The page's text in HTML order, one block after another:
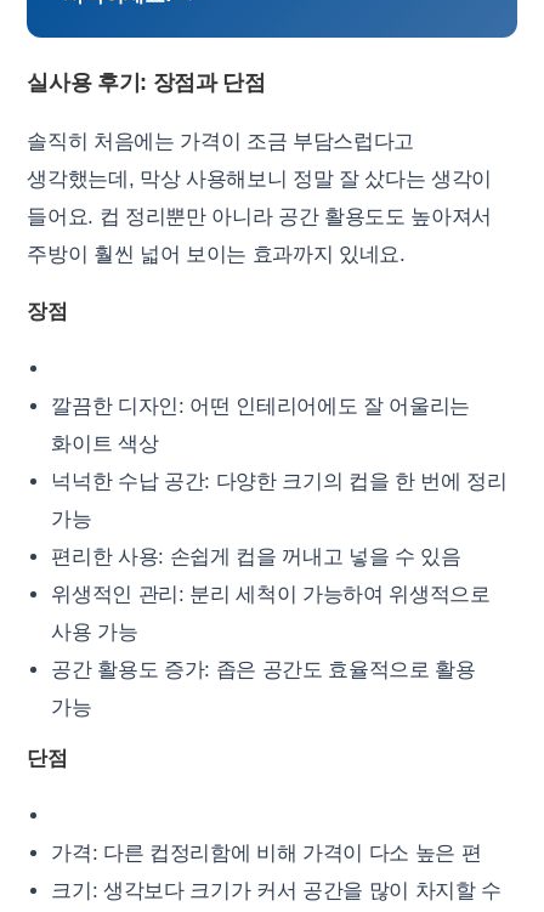
실사용 후기: 장점과 단점
솔직히 처음에는 가격이 조금 부담스럽다고
생각했는데, 막상 사용해보니 정말 잘 샀다는 생각이
들어요. 컵 정리뿐만 아니라 공간 활용도도 높아져서
주방이 훨씬 넓어 보이는 효과까지 있네요.
장점
깔끔한 디자인: 어떤 인테리어에도 잘 어울리는
화이트 색상
넉넉한 수납 공간: 다양한 크기의 컵을 한 번에 정리
가능
편리한 사용: 손쉽게 컵을 꺼내고 넣을 수 있음
위생적인 관리: 분리 세척이 가능하여 위생적으로
사용 가능
공간 활용도 증가: 좁은 공간도 효율적으로 활용
가능
단점
가격: 다른 컵정리함에 비해 가격이 다소 높은 편
크기: 생각보다 크기가 커서 공간을 많이 차지할 수